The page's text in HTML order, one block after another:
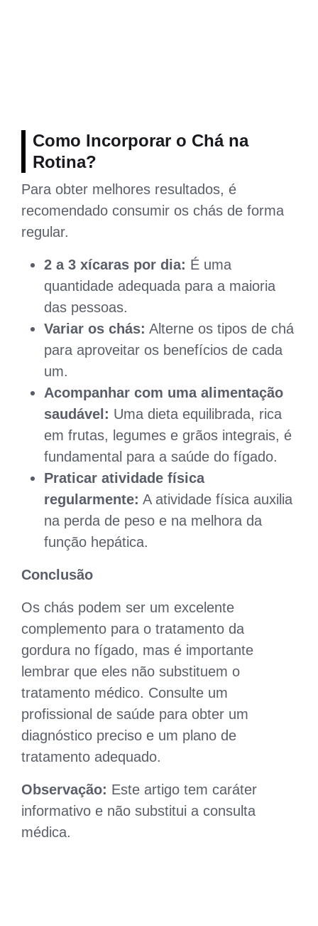
Como Incorporar o Chá na
Rotina?
Para obter melhores resultados, é
recomendado consumir os chás de forma
regular.
2 a 3 xícaras por dia: É uma
quantidade adequada para a maioria
das pessoas.
Variar os chás: Alterne os tipos de chá
para aproveitar os benefícios de cada
um.
Acompanhar com uma alimentação
saudável: Uma dieta equilibrada, rica
em frutas, legumes e grãos integrais, é
fundamental para a saúde do fígado.
Praticar atividade física
regularmente: A atividade física auxilia
na perda de peso e na melhora da
função hepática.
Conclusão
Os chás podem ser um excelente
complemento para o tratamento da
gordura no fígado, mas é importante
lembrar que eles não substituem o
tratamento médico. Consulte um
profissional de saúde para obter um
diagnóstico preciso e um plano de
tratamento adequado.
Observação: Este artigo tem caráter
informativo e não substitui a consulta
médica.